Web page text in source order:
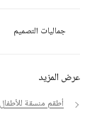
عرض المزيد
أطقم منسقة
جماليات التصميم